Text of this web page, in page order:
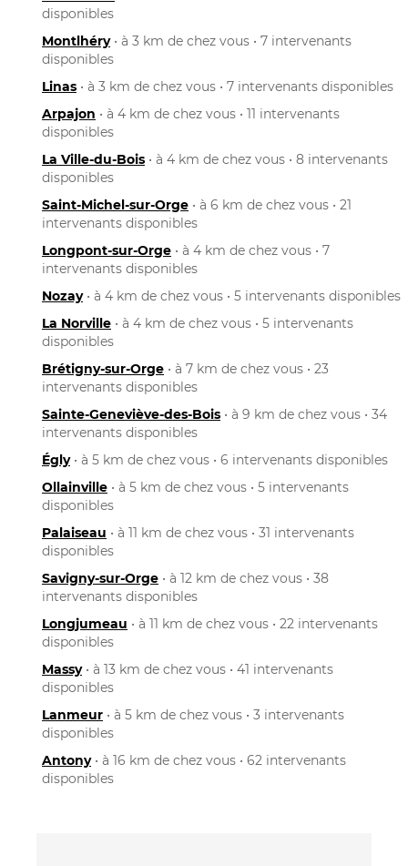
disponibles
Montlhéry• à 3 km de chez vous • 7 intervenants
disponibles
Linas • à 3 km de chez vous • 7 intervenants disponibles
Arpajon • à 4 km de chez vous • 11 intervenants
disponibles
La Ville-du-Bois • à 4 km de chez vous • 8 intervenants
disponibles
Saint-Michel-sur-Orge • à 6 km de chez vous • 21
intervenants disponibles
Longpont-sur-Orge • à 4 km de chez vous • 7
intervenants disponibles
Nozay• à 4 km de chez vous • 5 intervenants disponibles
La Norville • à 4 km de chez vous • 5 intervenants
disponibles
Brétigny-sur-Orge • à 7 km de chez vous • 23
intervenants disponibles
Sainte-Geneviève-des-Bois • à 9 km de chez vous • 34
intervenants disponibles
Égly• à 5 km de chez vous • 6 intervenants disponibles
Ollainville • à 5 km de chez vous • 5 intervenants
disponibles
Palaiseau • à 11 km de chez vous • 31 intervenants
disponibles
Savigny-sur-Orge • à 12 km de chez vous • 38
intervenants disponibles
Longjumeau • à 11 km de chez vous • 22 intervenants
disponibles
Massy• à 13 km de chez vous • 41 intervenants
disponibles
Lanmeur • à 5 km de chez vous • 3 intervenants
disponibles
Antony• à 16 km de chez vous • 62 intervenants
disponibles